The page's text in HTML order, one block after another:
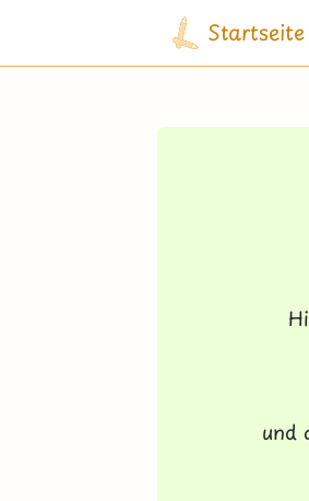
Startseite
und